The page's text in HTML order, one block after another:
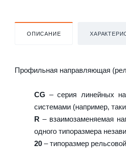
ОПИСАНИЕ
Профильная направляющая
CG – серия линейных
системами (например,
R – взаимозаменяемая
одного типоразмера
20 – типоразмер